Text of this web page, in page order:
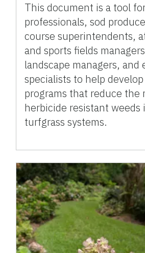
This document is a tool
professionals, sod
course superintendents,
and sports fields
landscape managers, and
specialists to help
programs that reduce the
herbicide resistant weeds
turfgrass systems.